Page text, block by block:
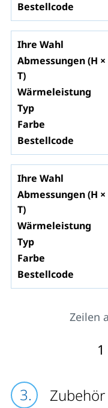
Bestellcode
Ihre Wahl
Abmessungen (H ×
T)
Wärmeleistung
Typ
Farbe
Bestellcode
Ihre Wahl
Abmessungen (H ×
T)
Wärmeleistung
Typ
Farbe
Bestellcode
Zeilen
1
Zubehör